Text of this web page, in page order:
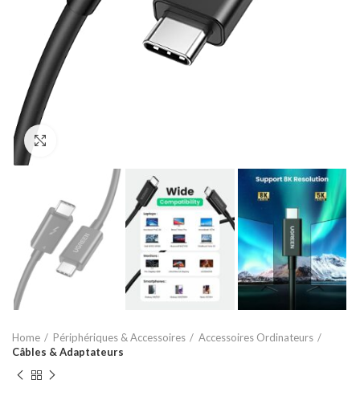
Home Périphériques & Accessoires
Accessoires Ordinateurs
Câbles & Adaptateurs